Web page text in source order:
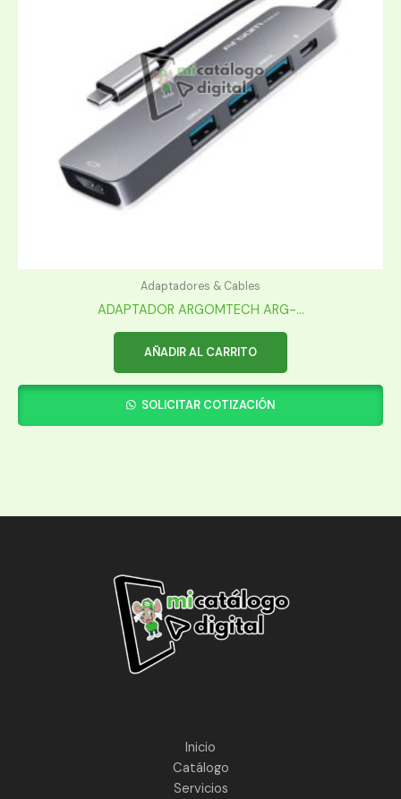
Adaptadores & Cables
ADAPTADOR ARGOMTECH ARG-...
AÑADIR AL CARRITO
SOLICITAR COTIZACIÓN
Inicio
Catálogo
Servicios